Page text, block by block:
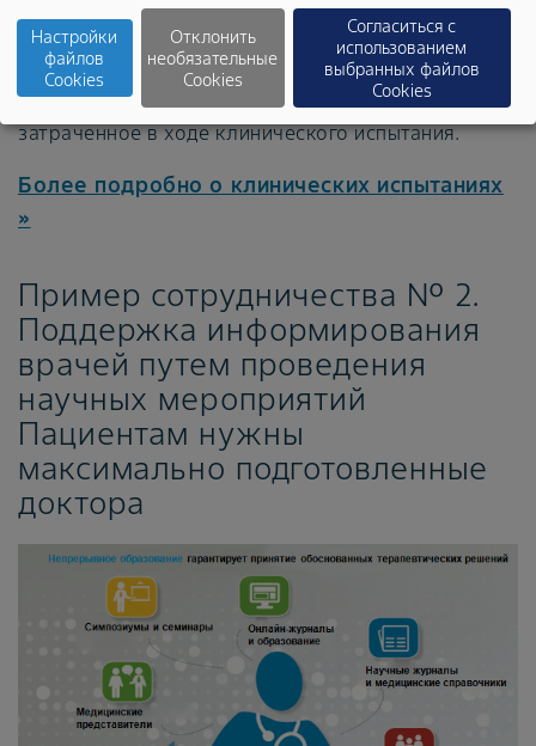
отвечают за сбор данных. Специалисты и
организации здравоохранения
заслуживают
за свои знания и время,
затраченное в ходе клинического испытания.
Более подробно о клинических испытаниях
»
Пример сотрудничества № 2.
Поддержка информирования
врачей путем проведения
научных мероприятий
Пациентам нужны
максимально подготовленные
доктора
Настройки
файлов
Cookies
Отклонить
необязательные
Cookies
Согласиться с
использованием
выбранных файлов
Cookies